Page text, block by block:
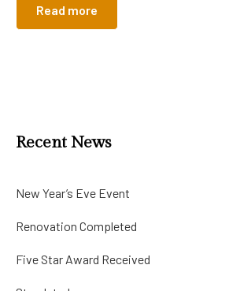
Read more
Recent News
New Year’s Eve Event
Renovation Completed
Five Star Award Received